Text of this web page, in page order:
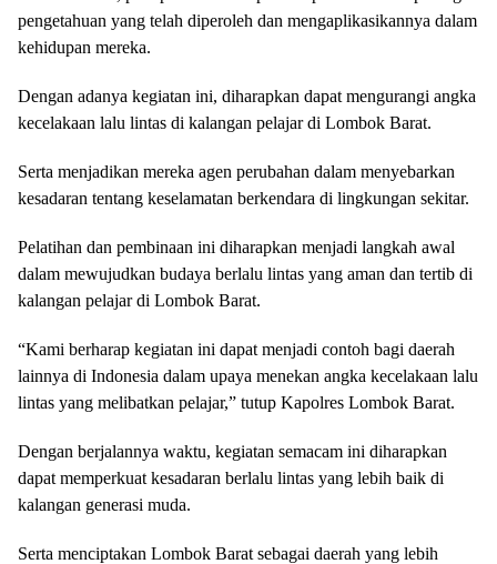
pengetahuan yang telah diperoleh dan mengaplikasikannya dalam
kehidupan mereka.
Dengan adanya kegiatan ini, diharapkan dapat mengurangi angka
kecelakaan lalu lintas di kalangan pelajar di Lombok Barat.
Serta menjadikan mereka agen perubahan dalam menyebarkan
kesadaran tentang keselamatan berkendara di lingkungan sekitar.
Pelatihan dan pembinaan ini diharapkan menjadi langkah awal
dalam mewujudkan budaya berlalu lintas yang aman dan tertib di
kalangan pelajar di Lombok Barat.
“Kami berharap kegiatan ini dapat menjadi contoh bagi daerah
lainnya di Indonesia dalam upaya menekan angka kecelakaan lalu
lintas yang melibatkan pelajar,” tutup Kapolres Lombok Barat.
Dengan berjalannya waktu, kegiatan semacam ini diharapkan
dapat memperkuat kesadaran berlalu lintas yang lebih baik di
kalangan generasi muda.
Serta menciptakan Lombok Barat sebagai daerah yang lebih